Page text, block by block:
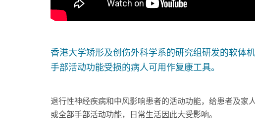
香港大学矫形及创伤外科学系的研究组研发的软体
手部活动功能受损的病人可用作复康工具。
退行性神经疾病和中风影响患者的活动功能，给患者及家
或全部手部活动功能，日常生活因此大受影响。